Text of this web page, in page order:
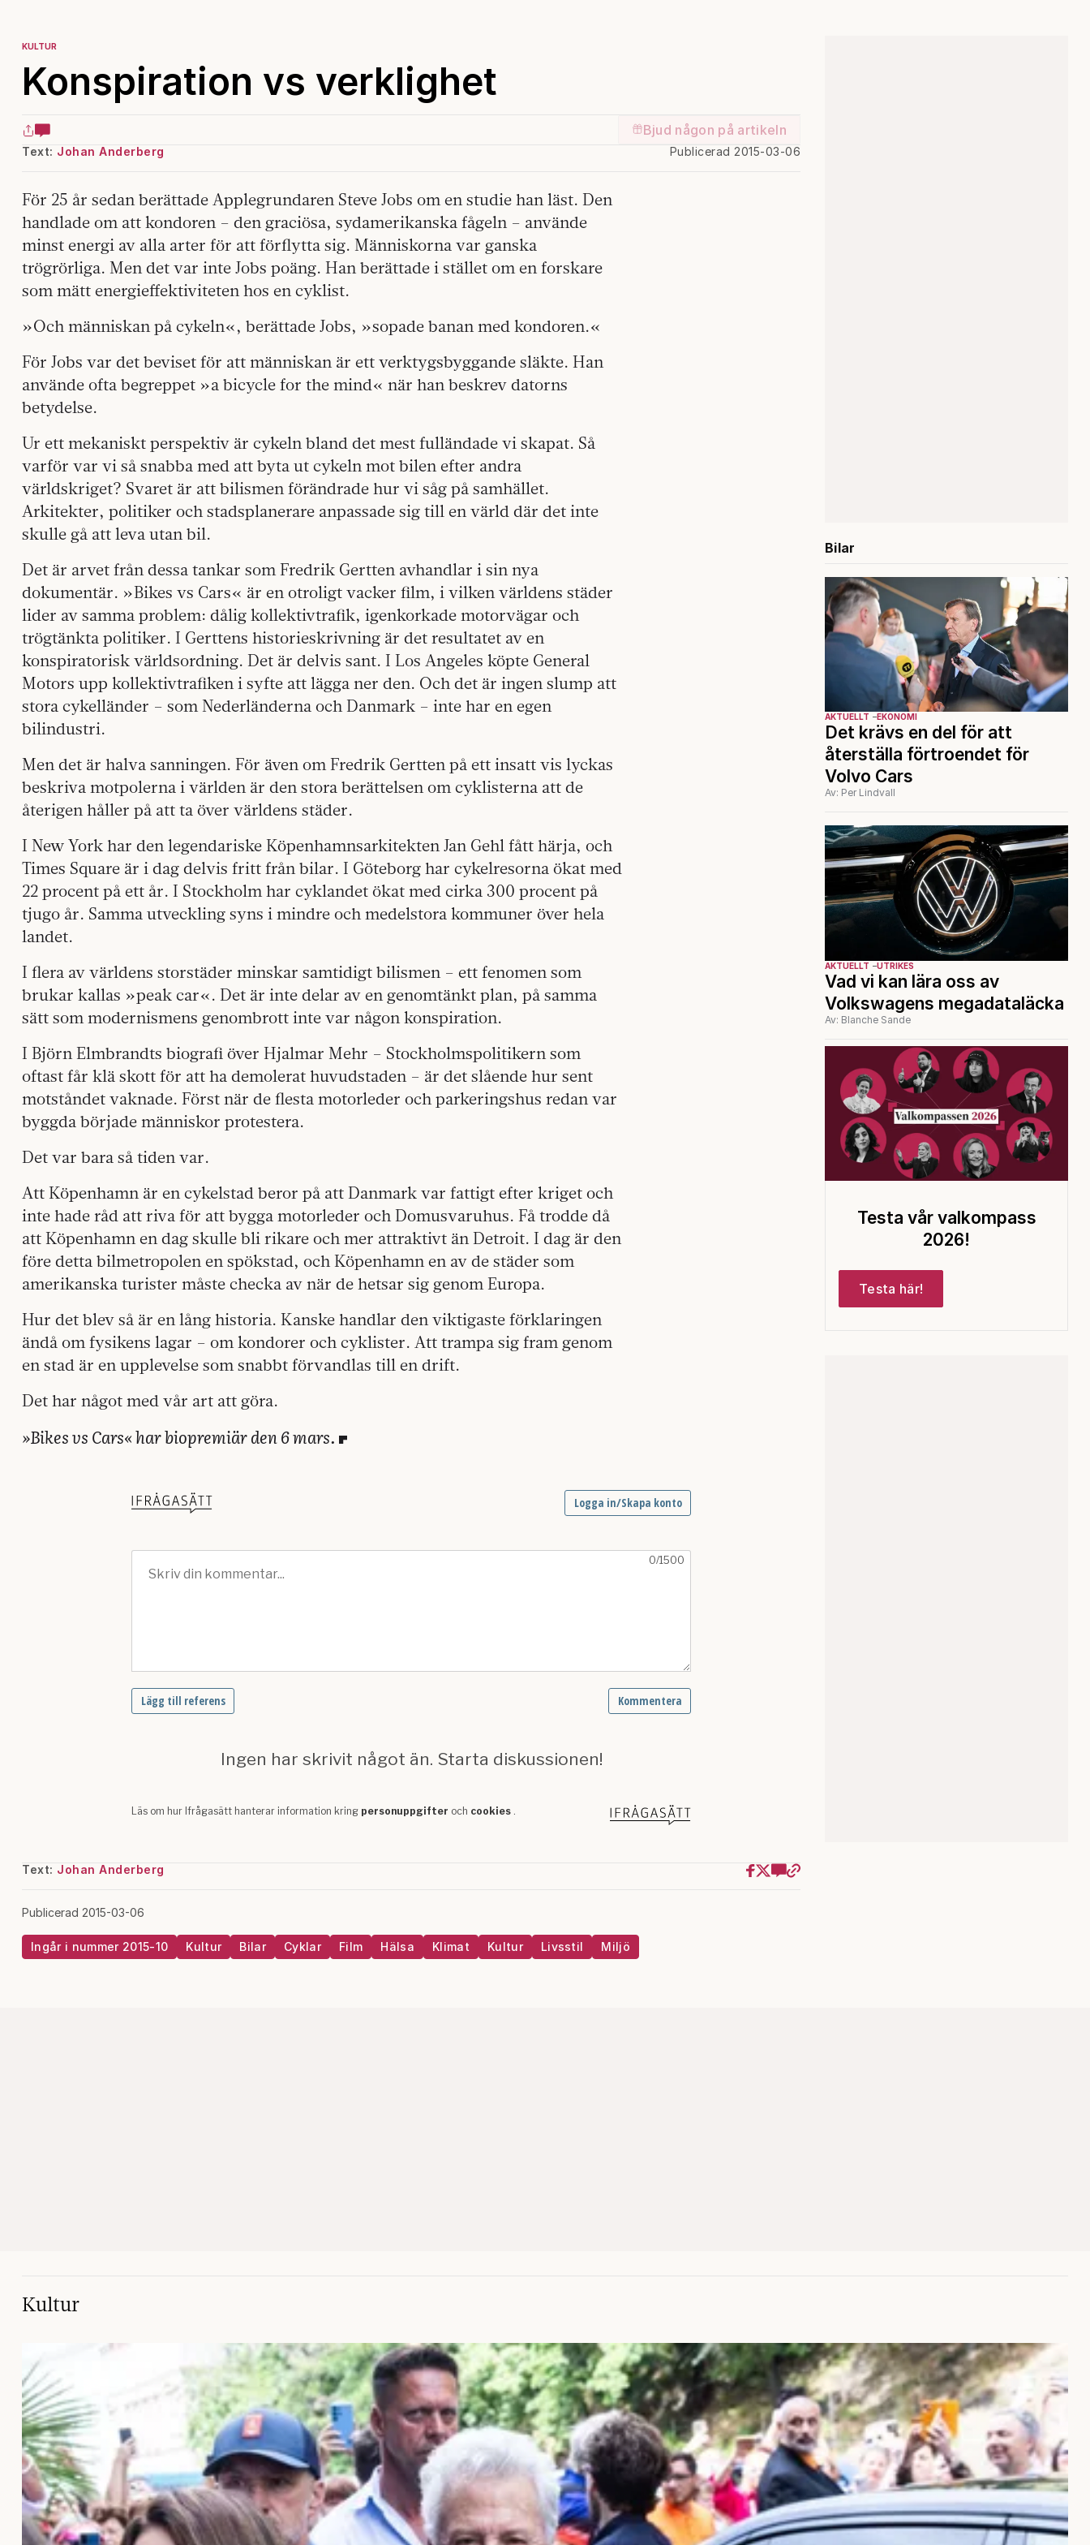
KULTUR
Konspiration vs verklighet
Bjud någon på artikeln
Text: Johan Anderberg Publicerad 2015-03-06
För 25 år sedan berättade Applegrundaren Steve Jobs om en studie han läst. Den
handlade om att kondoren – den graciösa, sydamerikanska fågeln – använde
minst energi av alla arter för att förflytta sig. Människorna var ganska
trögrörliga. Men det var inte Jobs poäng. Han berättade i stället om en forskare
som mätt energieffektiviteten hos en cyklist.
»Och människan på cykeln«, berättade Jobs, »sopade banan med kondoren.«
För Jobs var det beviset för att människan är ett verktygsbyggande släkte. Han
använde ofta begreppet »a bicycle for the mind« när han beskrev datorns
betydelse.
Ur ett mekaniskt perspektiv är cykeln bland det mest fulländade vi skapat. Så
varför var vi så snabba med att byta ut cykeln mot bilen efter andra
världskriget? Svaret är att bilismen förändrade hur vi såg på samhället.
Arkitekter, politiker och stadsplanerare anpassade sig till en värld där det inte
skulle gå att leva utan bil.
Det är arvet från dessa tankar som Fredrik Gertten avhandlar i sin nya
dokumentär. »Bikes vs Cars« är en otroligt vacker film, i vilken världens städer
lider av samma problem: dålig kollektivtrafik, igenkorkade motorvägar och
trögtänkta politiker. I Gerttens historieskrivning är det resultatet av en
konspiratorisk världsordning. Det är delvis sant. I Los Angeles köpte General
Motors upp kollektivtrafiken i syfte att lägga ner den. Och det är ingen slump att
stora cykelländer – som Nederländerna och Danmark – inte har en egen
bilindustri.
Men det är halva sanningen. För även om Fredrik Gertten på ett insatt vis lyckas
beskriva motpolerna i världen är den stora berättelsen om cyklisterna att de
återigen håller på att ta över världens städer.
I New York har den legendariske Köpenhamnsarkitekten Jan Gehl fått härja, och
Times Square är i dag delvis fritt från bilar. I Göteborg har cykelresorna ökat med
22 procent på ett år. I Stockholm har cyklandet ökat med cirka 300 procent på
tjugo år. Samma utveckling syns i mindre och medelstora kommuner över hela
landet.
I flera av världens storstäder minskar samtidigt bilismen – ett fenomen som
brukar kallas »peak car«. Det är inte delar av en genomtänkt plan, på samma
sätt som modernismens genombrott inte var någon konspiration.
I Björn Elmbrandts biografi över Hjalmar Mehr – Stockholmspolitikern som
oftast får klä skott för att ha demolerat huvudstaden – är det slående hur sent
motståndet vaknade. Först när de flesta motorleder och parkeringshus redan var
byggda började människor protestera.
Det var bara så tiden var.
Att Köpenhamn är en cykelstad beror på att Danmark var fattigt efter kriget och
inte hade råd att riva för att bygga motorleder och Domusvaruhus. Få trodde då
att Köpenhamn en dag skulle bli rikare och mer attraktivt än Detroit. I dag är den
före detta bilmetropolen en spökstad, och Köpenhamn en av de städer som
amerikanska turister måste checka av när de hetsar sig genom Europa.
Hur det blev så är en lång historia. Kanske handlar den viktigaste förklaringen
ändå om fysikens lagar – om kondorer och cyklister. Att trampa sig fram genom
en stad är en upplevelse som snabbt förvandlas till en drift.
Det har något med vår art att göra.
»Bikes vs Cars« har biopremiär den 6 mars.
Text: Johan Anderberg
Publicerad 2015-03-06
Ingår i nummer 2015-10 Kultur Bilar Cyklar Film Hälsa Klimat Kultur Livsstil Miljö
Bilar
AKTUELLT EKONOMI
Det krävs en del för att
återställa förtroendet för
Volvo Cars
Av: Per Lindvall
AKTUELLT UTRIKES
Vad vi kan lära oss av
Volkswagens megadataläcka
Av: Blanche Sande
Testa vår valkompass
2026!
Testa här!
Kultur